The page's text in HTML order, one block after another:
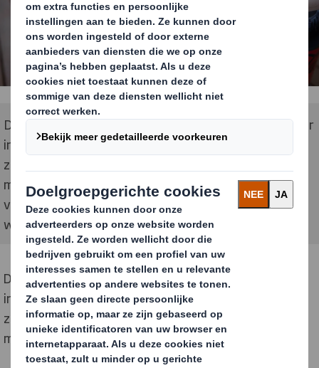
DS Smith en Coca-Cola HBC delen een sterke visie voor
innovatieve verpakkingsoplossingen die ontworpen
zijn om 100% recyclebaar te zijn en zo min mogelijk
materiaal te gebruiken. Deze nieuwe plastic
vervangingsoplossing zal vanaf september 2023
worden geleverd aan supermarkten in Oostenrijk.
DS Smith en Coca-Cola HBC delen een sterke visie voor
innovatieve verpakkingsoplossingen die ontworpen
zijn om100% recyclebaarte zijn en zo min mogelijk
materiaal te gebruiken.